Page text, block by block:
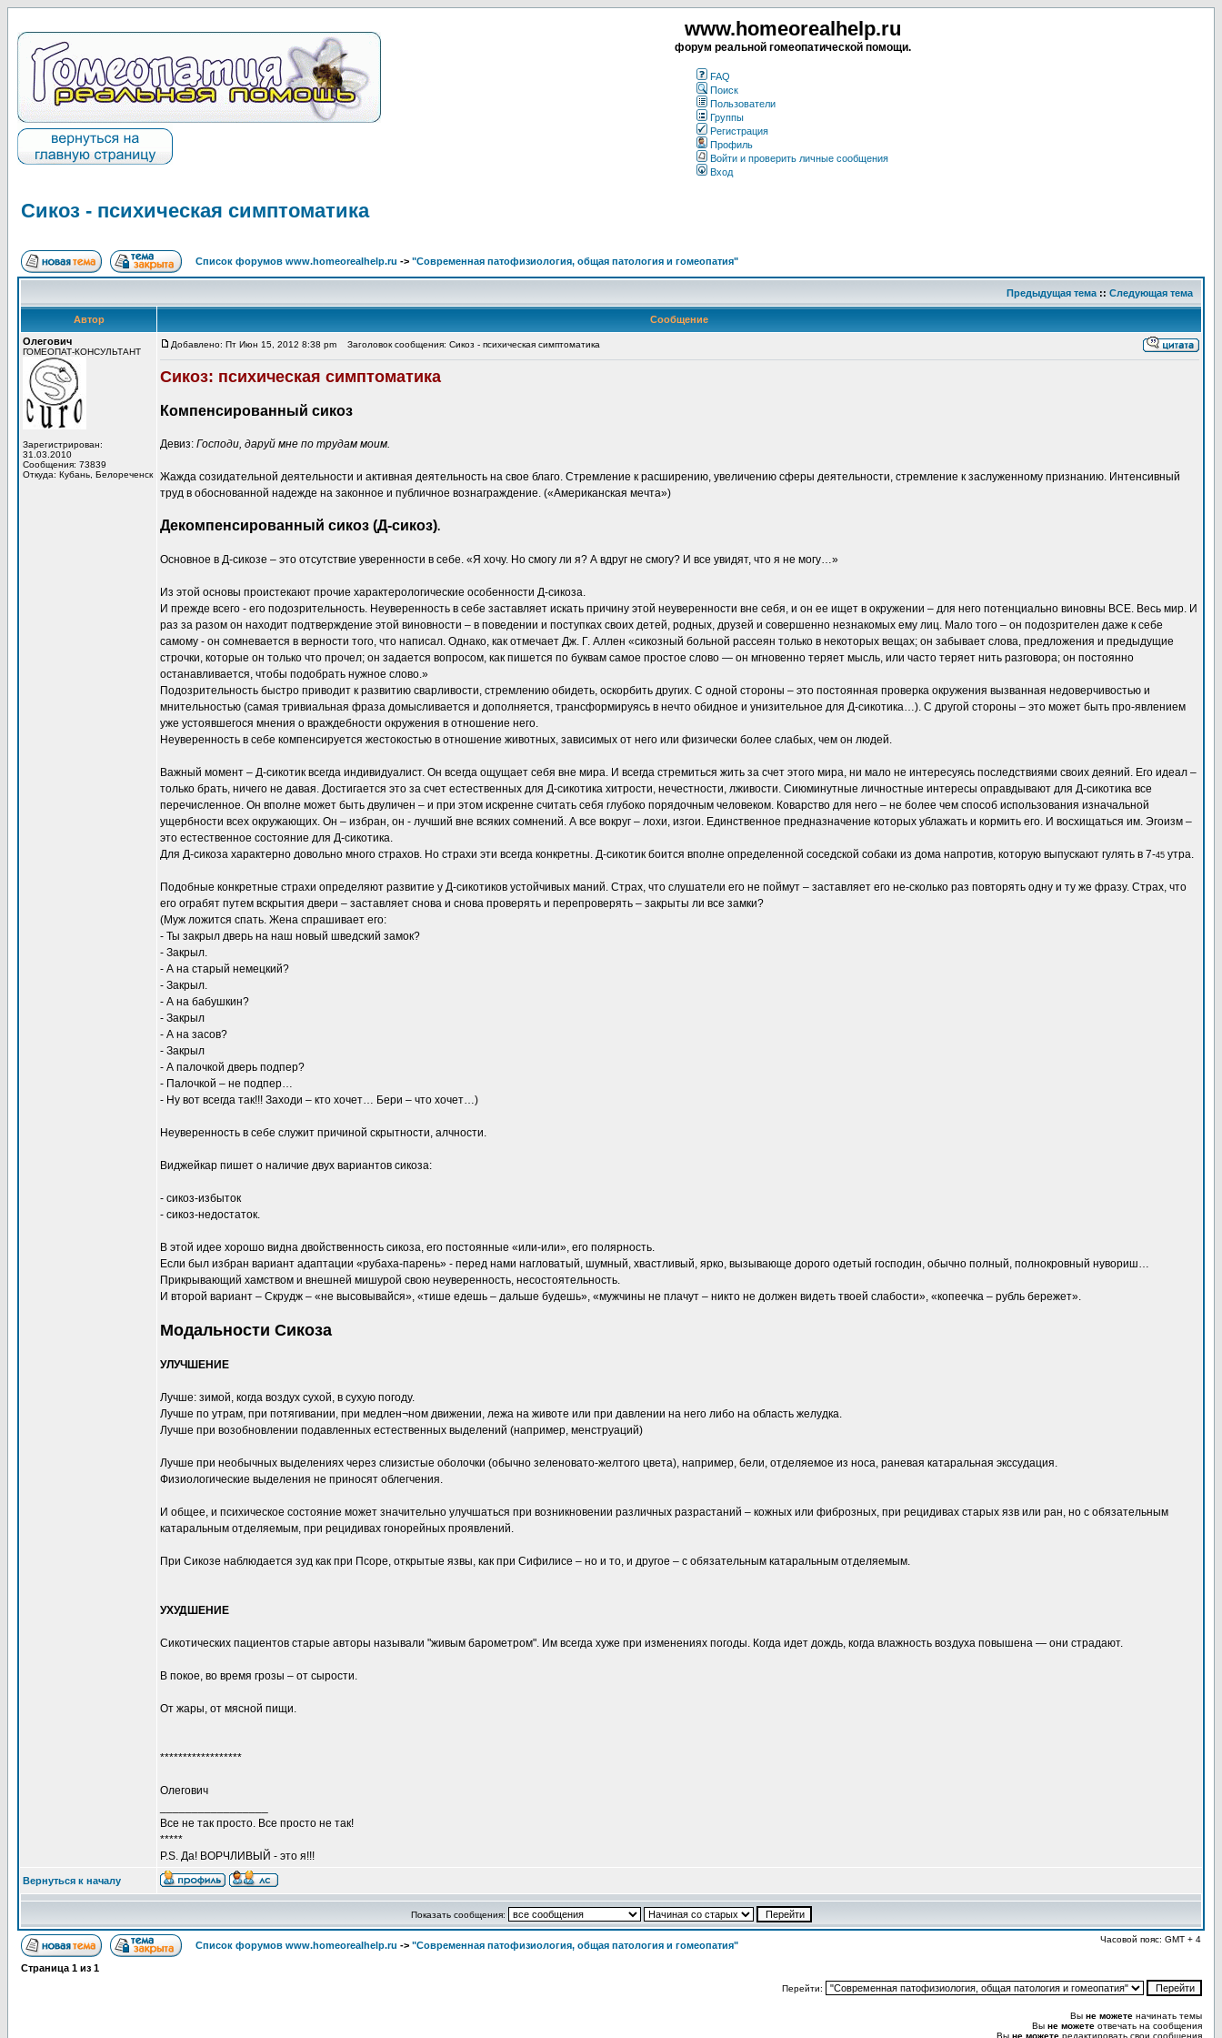
www.homeorealhelp.ru
форум реальной гомеопатической помощи.
FAQ
Поиск
Пользователи
Группы
Регистрация
Профиль
Войти и проверить личные сообщения
Вход
Сикоз - психическая симптоматика
Список форумов www.homeorealhelp.ru -> "Современная патофизиология, общая патология и гомеопатия"
Предыдущая тема :: Следующая тема
Автор
Сообщение
Олегович
ГОМЕОПАТ-КОНСУЛЬТАНТ
Зарегистрирован:
31.03.2010
Сообщения: 73839
Откуда: Кубань, Белореченск
Добавлено: Пт Июн 15, 2012 8:38 pm Заголовок сообщения: Сикоз - психическая симптоматика
Сикоз: психическая симптоматика
Компенсированный сикоз
Девиз: Господи, даруй мне по трудам моим.
Жажда созидательной деятельности и активная деятельность на свое благо. Стремление к расширению, увеличению сферы деятельности, стремление к заслуженному признанию. Интенсивный
труд в обоснованной надежде на законное и публичное вознаграждение. («Американская мечта»)
Декомпенсированный сикоз (Д-сикоз).
Основное в Д-сикозе – это отсутствие уверенности в себе. «Я хочу. Но смогу ли я? А вдруг не смогу? И все увидят, что я не могу…»
Из этой основы проистекают прочие характерологические особенности Д-сикоза.
И прежде всего - его подозрительность. Неуверенность в себе заставляет искать причину этой неуверенности вне себя, и он ее ищет в окружении – для него потенциально виновны ВСЕ. Весь мир. И
раз за разом он находит подтверждение этой виновности – в поведении и поступках своих детей, родных, друзей и совершенно незнакомых ему лиц. Мало того – он подозрителен даже к себе
самому - он сомневается в верности того, что написал. Однако, как отмечает Дж. Г. Аллен «сикозный больной рассеян только в некоторых вещах; он забывает слова, предложения и предыдущие
строчки, которые он только что прочел; он задается вопросом, как пишется по буквам самое простое слово — он мгновенно теряет мысль, или часто теряет нить разговора; он постоянно
останавливается, чтобы подобрать нужное слово.»
Подозрительность быстро приводит к развитию сварливости, стремлению обидеть, оскорбить других. С одной стороны – это постоянная проверка окружения вызванная недоверчивостью и
мнительностью (самая тривиальная фраза домысливается и дополняется, трансформируясь в нечто обидное и унизительное для Д-сикотика…). С другой стороны – это может быть про-явлением
уже устоявшегося мнения о враждебности окружения в отношение него.
Неуверенность в себе компенсируется жестокостью в отношение животных, зависимых от него или физически более слабых, чем он людей.
Важный момент – Д-сикотик всегда индивидуалист. Он всегда ощущает себя вне мира. И всегда стремиться жить за счет этого мира, ни мало не интересуясь последствиями своих деяний. Его идеал –
только брать, ничего не давая. Достигается это за счет естественных для Д-сикотика хитрости, нечестности, лживости. Сиюминутные личностные интересы оправдывают для Д-сикотика все
перечисленное. Он вполне может быть двуличен – и при этом искренне считать себя глубоко порядочным человеком. Коварство для него – не более чем способ использования изначальной
ущербности всех окружающих. Он – избран, он - лучший вне всяких сомнений. А все вокруг – лохи, изгои. Единственное предназначение которых ублажать и кормить его. И восхищаться им. Эгоизм –
это естественное состояние для Д-сикотика.
Для Д-сикоза характерно довольно много страхов. Но страхи эти всегда конкретны. Д-сикотик боится вполне определенной соседской собаки из дома напротив, которую выпускают гулять в 7-45 утра.
Подобные конкретные страхи определяют развитие у Д-сикотиков устойчивых маний. Страх, что слушатели его не поймут – заставляет его не-сколько раз повторять одну и ту же фразу. Страх, что
его ограбят путем вскрытия двери – заставляет снова и снова проверять и перепроверять – закрыты ли все замки?
(Муж ложится спать. Жена спрашивает его:
- Ты закрыл дверь на наш новый шведский замок?
- Закрыл.
- А на старый немецкий?
- Закрыл.
- А на бабушкин?
- Закрыл
- А на засов?
- Закрыл
- А палочкой дверь подпер?
- Палочкой – не подпер…
- Ну вот всегда так!!! Заходи – кто хочет… Бери – что хочет…)
Неуверенность в себе служит причиной скрытности, алчности.
Виджейкар пишет о наличие двух вариантов сикоза:
- сикоз-избыток
- сикоз-недостаток.
В этой идее хорошо видна двойственность сикоза, его постоянные «или-или», его полярность.
Если был избран вариант адаптации «рубаха-парень» - перед нами нагловатый, шумный, хвастливый, ярко, вызывающе дорого одетый господин, обычно полный, полнокровный нувориш…
Прикрывающий хамством и внешней мишурой свою неуверенность, несостоятельность.
И второй вариант – Скрудж – «не высовывайся», «тише едешь – дальше будешь», «мужчины не плачут – никто не должен видеть твоей слабости», «копеечка – рубль бережет».
Модальности Сикоза
УЛУЧШЕНИЕ
Лучше: зимой, когда воздух сухой, в сухую погоду.
Лучше по утрам, при потягивании, при медлен¬ном движении, лежа на животе или при давлении на него либо на область желудка.
Лучше при возобновлении подавленных естественных выделений (например, менструаций)
Лучше при необычных выделениях через слизистые оболочки (обычно зеленовато-желтого цвета), например, бели, отделяемое из носа, раневая катаральная экссудация.
Физиологические выделения не приносят облегчения.
И общее, и психическое состояние может значительно улучшаться при возникновении различных разрастаний – кожных или фиброзных, при рецидивах старых язв или ран, но с обязательным
катаральным отделяемым, при рецидивах гонорейных проявлений.
При Сикозе наблюдается зуд как при Псоре, открытые язвы, как при Сифилисе – но и то, и другое – с обязательным катаральным отделяемым.
УХУДШЕНИЕ
Сикотических пациентов старые авторы называли "живым барометром". Им всегда хуже при изменениях погоды. Когда идет дождь, когда влажность воздуха повышена — они страдают.
В покое, во время грозы – от сырости.
От жары, от мясной пищи.
******************
Олегович
Все не так просто. Все просто не так!
*****
P.S. Да! ВОРЧЛИВЫЙ - это я!!!
Вернуться к началу
Показать сообщения:
Список форумов www.homeorealhelp.ru -> "Современная патофизиология, общая патология и гомеопатия"
Часовой пояс: GMT + 4
Страница 1 из 1
Перейти:
Вы не можете начинать темы
Вы не можете отвечать на сообщения
Вы не можете редактировать свои сообщения